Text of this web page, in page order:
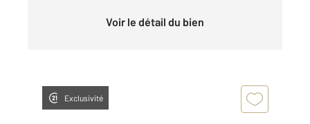
Voir le détail du bien
Exclusivité